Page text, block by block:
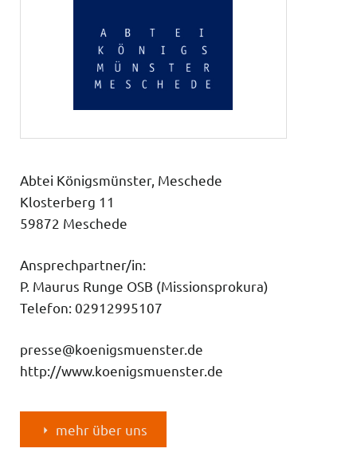
Abtei Königsmünster, Meschede
Klosterberg 11
59872 Meschede
Ansprechpartner/in:
P. Maurus Runge OSB (Missionsprokura)
Telefon: 02912995107
presse@koenigsmuenster.de
http://www.koenigsmuenster.de
mehr über uns